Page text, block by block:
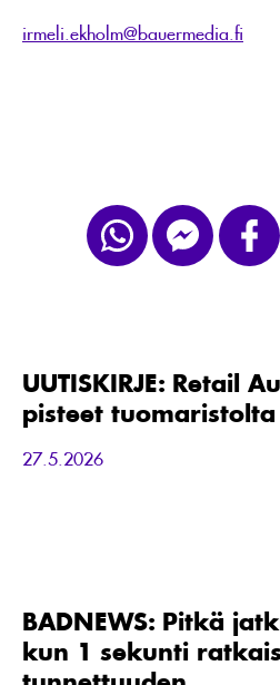
irmeli.ekholm@bauermedia.fi
täydet
pisteet
tuomaristolta
UUTISKIRJE: Retail
pisteet tuomaristolta
27.5.2026
auttaa,
kun
1
sekunti
BADNEWS: Pitkä
kun 1 sekunti